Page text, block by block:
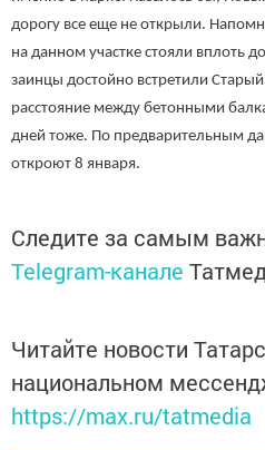
дорогу все еще не открыли.
на данном участке стояли вплоть
заинцы достойно встретили
расстояние между бетонными
дней тоже. По предварительным
откроют 8 января.
Следите за самым
Telegram-канале
Читайте новости
национальном
https://max.ru/tatmedia